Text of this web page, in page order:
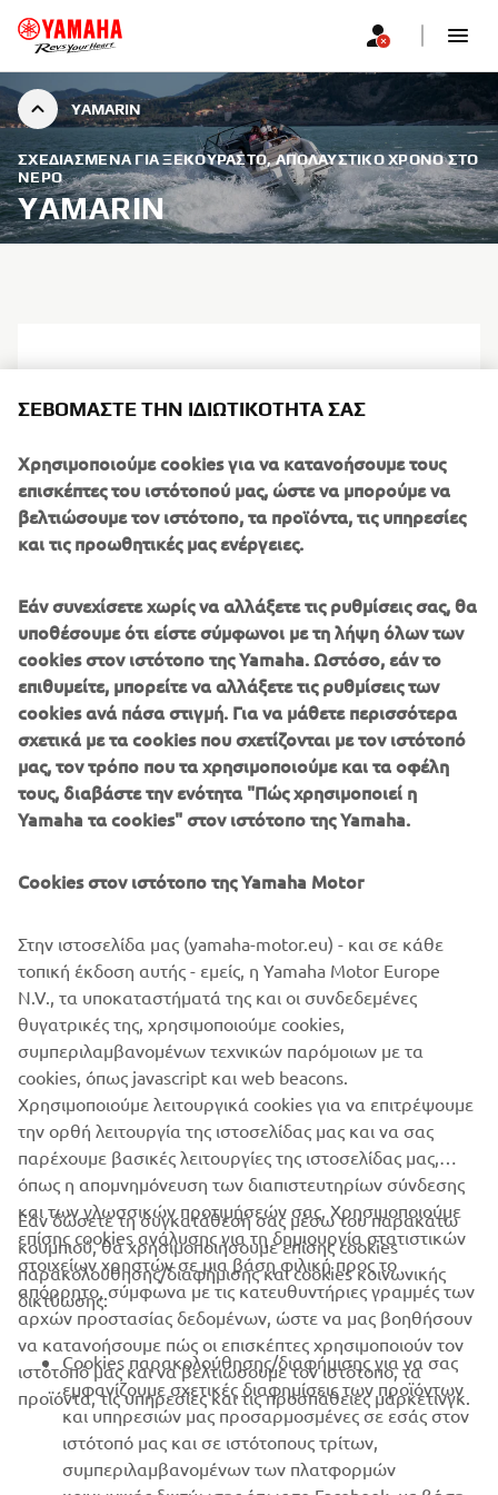
YAMARIN
ΣΧΕΔΙΑΣΜΈΝΑ ΓΙΑ ΞΕΚΟΎΡΑΣΤΟ, ΑΠΟΛΑΥΣΤΙΚΌ ΧΡΌΝΟ ΣΤΟ
ΝΕΡΌ
YAMARIN
Η Yamarin ειδικεύεται στην κατασκευή ασφαλών,
άνετων σκαφών από φάιμπεργκλας, τα οποία έχουν
διαμορφωθεί σύμφωνα με τις απαιτητικές σκανδιναβικές
συνθήκες. Η φιλοσοφία τους επικεντρώνεται στον
διαισθητικό χειρισμό, την αξιοπιστία και στο να κάνουν
την πλοήγηση του σκάφους, να δείχνει εξαιρετικά
εύκολη. Η Yamarin είναι η ιδανική επιλογή για οικογένειες
και λάτρεις των σκαφών αναψυχής, κατασκευάζοντας
απλότητα, πρακτικές διατάξεις και ομαλή απόδοση, για
ΕΠΊΣΗΜΟΣ ΙΣΤΌΤΟΠΟΣ ΤΗΣ YAMARIN
ΕΤΑΙΡΕΊΑ
B2B
ΠΕΡΙΣΣΌΤΕΡΑ YAMAHA
SUPPORT
ΣΕΒΌΜΑΣΤΕ ΤΗΝ ΙΔΙΩΤΙΚΌΤΗΤΆ ΣΑΣ
Χρησιμοποιούμε cookies για να κατανοήσουμε τους
επισκέπτες του ιστότοπού μας, ώστε να μπορούμε να
βελτιώσουμε τον ιστότοπο, τα προϊόντα, τις υπηρεσίες
και τις προωθητικές μας ενέργειες.
Εάν συνεχίσετε χωρίς να αλλάξετε τις ρυθμίσεις σας, θα
υποθέσουμε ότι είστε σύμφωνοι με τη λήψη όλων των
cookies στον ιστότοπο της Yamaha. Ωστόσο, εάν το
επιθυμείτε, μπορείτε να αλλάξετε τις ρυθμίσεις των
cookies ανά πάσα στιγμή. Για να μάθετε περισσότερα
σχετικά με τα cookies που σχετίζονται με τον ιστότοπό
μας, τον τρόπο που τα χρησιμοποιούμε και τα οφέλη
τους, διαβάστε την ενότητα "Πώς χρησιμοποιεί η
Yamaha τα cookies" στον ιστότοπο της Yamaha.
Cookies στον ιστότοπο της Yamaha Motor
Στην ιστοσελίδα μας (yamaha-motor.eu) - και σε κάθε
τοπική έκδοση αυτής - εμείς, η Yamaha Motor Europe
N.V., τα υποκαταστήματά της και οι συνδεδεμένες
θυγατρικές της, χρησιμοποιούμε cookies,
συμπεριλαμβανομένων τεχνικών παρόμοιων με τα
cookies, όπως javascript και web beacons.
Χρησιμοποιούμε λειτουργικά cookies για να επιτρέψουμε
την ορθή λειτουργία της ιστοσελίδας μας και να σας
παρέχουμε βασικές λειτουργίες της ιστοσελίδας μας,
όπως η απομνημόνευση των διαπιστευτηρίων σύνδεσης
και των γλωσσικών προτιμήσεών σας. Χρησιμοποιούμε
επίσης cookies ανάλυσης για τη δημιουργία στατιστικών
στοιχείων χρηστών σε μια βάση φιλική προς το
απόρρητο, σύμφωνα με τις κατευθυντήριες γραμμές των
αρχών προστασίας δεδομένων, ώστε να μας βοηθήσουν
να κατανοήσουμε πώς οι επισκέπτες χρησιμοποιούν τον
ιστότοπό μας και να βελτιώσουμε τον ιστότοπο, τα
προϊόντα, τις υπηρεσίες και τις προσπάθειες μάρκετινγκ.
Εάν δώσετε τη συγκατάθεσή σας μέσω του παρακάτω
κουμπιού, θα χρησιμοποιήσουμε επίσης cookies
παρακολούθησης/διαφήμισης και cookies κοινωνικής
δικτύωσης:
Cookies παρακολούθησης/διαφήμισης για να σας
εμφανίζουμε σχετικές διαφημίσεις των προϊόντων
και υπηρεσιών μας προσαρμοσμένες σε εσάς στον
ιστότοπό μας και σε ιστότοπους τρίτων,
συμπεριλαμβανομένων των πλατφορμών